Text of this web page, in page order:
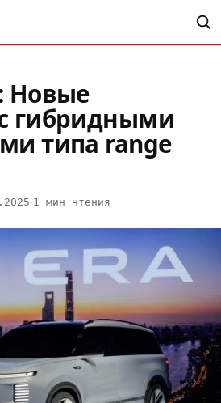
Новые
гибридными
типа range
·1 мин чтения